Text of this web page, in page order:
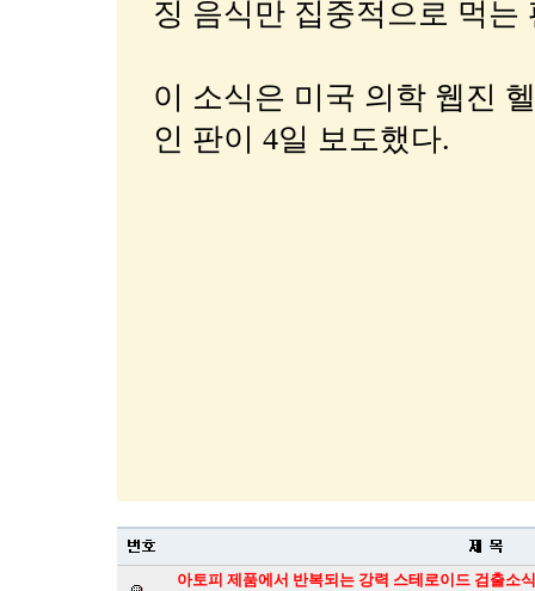
징 음식만 집중적으로 먹는
이 소식은 미국 의학 웹진
인 판이 4일 보도했다.
아토피 제품에서 반복되는 강력 스테로이드 검출소